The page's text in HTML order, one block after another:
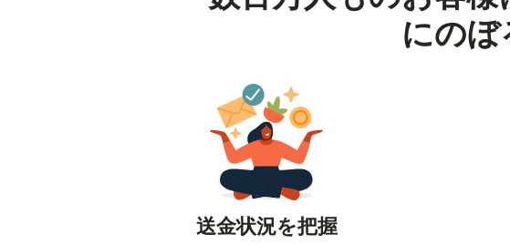
にのぼ
送金状況を把握